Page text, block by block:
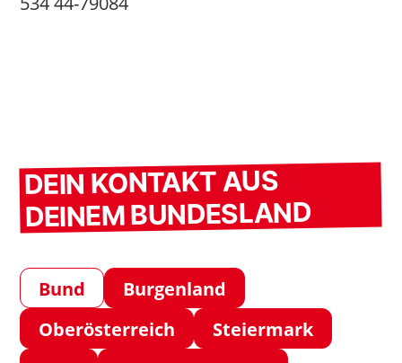
DEIN KONTAKT AUS
DEINEM BUNDESLAND
Bund
Burgenland
Oberösterreich
Steiermark